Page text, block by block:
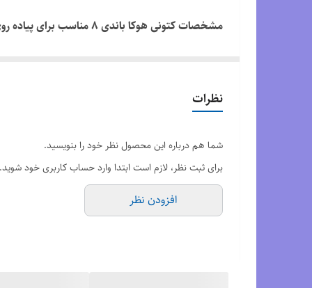
مشخصات کتونی هوکا باندی ۸ مناسب برای پیاده روی :
جلویی کفش انعطاف کافی دارد.رویه کفش استحکام
زیره :
متناسب می باشد.
کف طبی و ارتجاعی می باشد و دارای زیره سبک و نرم
زیبا و جذاب است و با هر پوششی مطابقت دارد.
نظرات
شما هم درباره این محصول نظر خود را بنویسید.
برای ثبت نظر، لازم است ابتدا وارد حساب کاربری خود شوید.
افزودن نظر